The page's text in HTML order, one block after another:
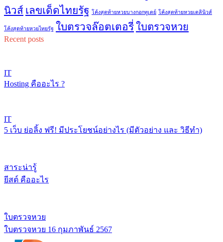
นิวส์ เลขเด็ดไทยรัฐ โค้งสุดท้ายหวยบางกอกทูเดย์ โค้งสุดท้ายหวยเดลินิวส์
โค้งสุดท้ายหวยไทยรัฐ ใบตรวจล๊อตเตอรี่ใบตรวจหวย
Recent posts
IT
Hosting คืออะไร ?
IT
5 เว็บ ย่อลิ้ง ฟรี! มีประโยชน์อย่างไร (มีตัวอย่าง และ วิธีทำ)
สาระน่ารู้
ยีสต์ คืออะไร
ใบตรวจหวย
ใบตรวจหวย 16 กุมภาพันธ์ 2567